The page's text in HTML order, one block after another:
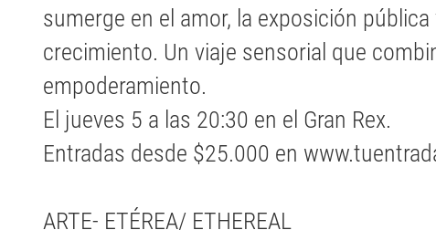
sumerge en el amor, la exposición pública
crecimiento. Un viaje sensorial que
empoderamiento.
El jueves 5 a las 20:30 en el Gran Rex.
Entradas desde $25.000 en
ARTE- ETÉREA/ ETHEREAL